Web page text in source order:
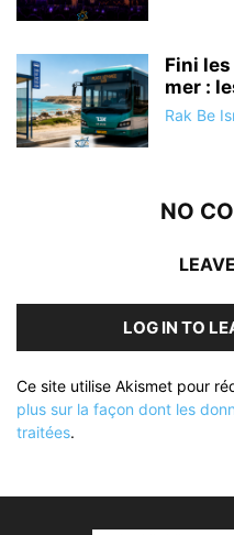
Fini
mer :
Rak Be
NO
LOG IN TO
Ce site utilise Akismet pour
plus sur la façon dont les
traitées.